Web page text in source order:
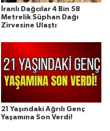
İranlı Dağcılar 4 Bin 58
Metrelik Süphan Dağı
Zirvesine Ulaştı
21 Yaşındaki Ağrılı Genç
Yaşamına Son Verdi!